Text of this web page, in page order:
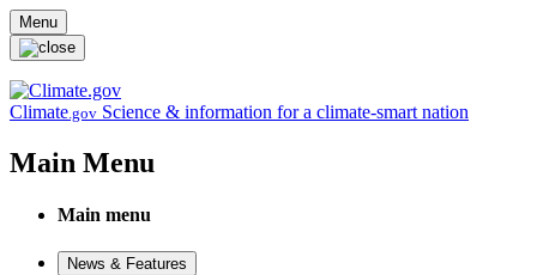
Skip to main content
Menu
Climate.gov Science & information for a climate-smart nation
Main Menu
Main menu
News & Features